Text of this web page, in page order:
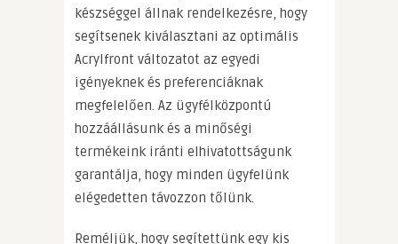
készséggel állnak rendelkezésre, hogy
segítsenek kiválasztani az optimális
Acrylfront változatot az egyedi
igényeknek és preferenciáknak
megfelelően. Az ügyfélközpontú
hozzáállásunk és a minőségi
termékeink iránti elhivatottságunk
garantálja, hogy minden ügyfelünk
elégedetten távozzon tőlünk.
Reméljük, hogy segítettünk egy kis